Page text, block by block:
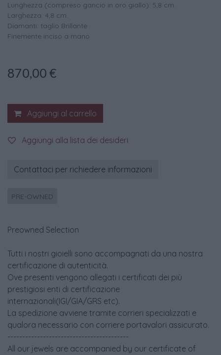
Lunghezza (compreso gancio in oro giallo): 5,8 cm.
Larghezza: 4,8 cm.
Diamanti: taglio Brillante
Finemente inciso a mano
870,00 €
Aggiungi al carrello
Aggiungi alla lista dei desideri
Contattaci per richiedere informazioni
PRE-OWNED
Preowned Selection
Tutti i nostri gioielli sono accompagnati da una nostra
certificazione di autenticità.
Ove presenti vengono allegati i certificati dei più
prestigiosi enti di certificazione
internazionali(IGI/GIA/GRS etc).
La spedizione avviene tramite corrieri specializzati e
qualora necessario con corriere portavalori assicurato.
-----------------------------------------
All our jewels are accompanied by our certificate of